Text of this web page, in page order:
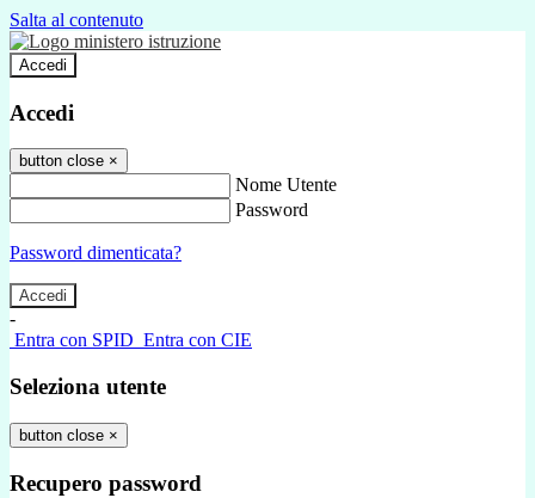
Salta al contenuto
Accedi
Accedi
button close ×
Nome Utente
Password
Password dimenticata?
-
Entra con SPID Entra con CIE
Seleziona utente
button close ×
Recupero password